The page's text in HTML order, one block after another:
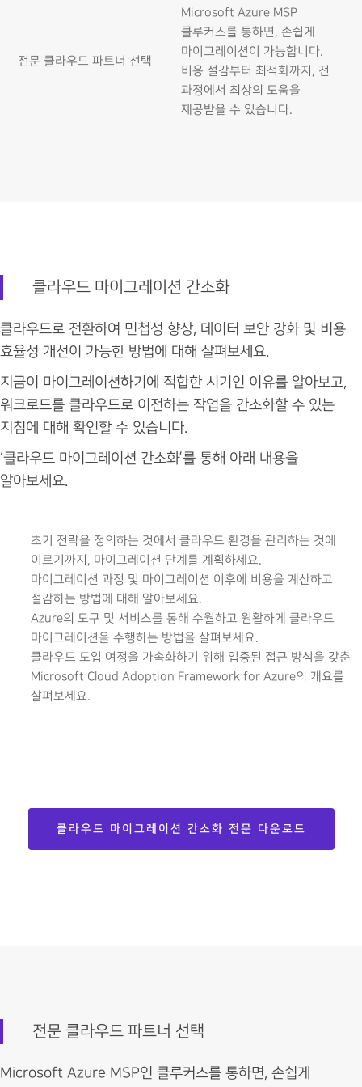
전문 클라우드 파트너 선택
Microsoft Azure MSP
클루커스를 통하면, 손쉽게
마이그레이션이 가능합니다.
비용 절감부터 최적화까지, 전
과정에서 최상의 도움을
제공받을 수 있습니다.
클라우드 마이그레이션 간소화
클라우드로 전환하여 민첩성 향상, 데이터 보안 강화 및 비용
효율성 개선이 가능한 방법에 대해 살펴보세요.
지금이 마이그레이션하기에 적합한 시기인 이유를 알아보고,
워크로드를 클라우드로 이전하는 작업을 간소화할 수 있는
지침에 대해 확인할 수 있습니다.
‘클라우드 마이그레이션 간소화’를 통해 아래 내용을
알아보세요.
초기 전략을 정의하는 것에서 클라우드 환경을 관리하는 것에
이르기까지, 마이그레이션 단계를 계획하세요.
마이그레이션 과정 및 마이그레이션 이후에 비용을 계산하고
절감하는 방법에 대해 알아보세요.
Azure의 도구 및 서비스를 통해 수월하고 원활하게 클라우드
마이그레이션을 수행하는 방법을 살펴보세요.
클라우드 도입 여정을 가속화하기 위해 입증된 접근 방식을 갖춘
Microsoft Cloud Adoption Framework for Azure의 개요를
살펴보세요.
클라우드 마이그레이션 간소화 전문 다운로드
전문 클라우드 파트너 선택
Microsoft Azure MSP인 클루커스를 통하면, 손쉽게